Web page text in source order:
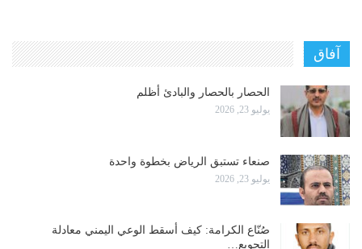
آفاق
الحصار بالحصار والبادئ أظلم
يوليو 23, 2026
صنعاء تستبق الرياض بخطوة واحدة
يوليو 23, 2026
صُنّاع الكرامة: كيف أسقط الوعي اليمني معادلة
التجويع…